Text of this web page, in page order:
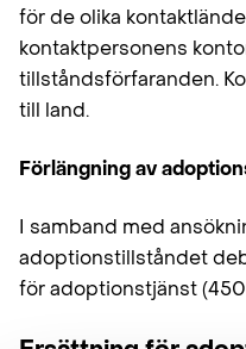
för de olika
kontaktpersonens
tillståndsförfaranden.
till land.
Förlängning av
I samband med
adoptionstillståndet
för adoptionstjänst